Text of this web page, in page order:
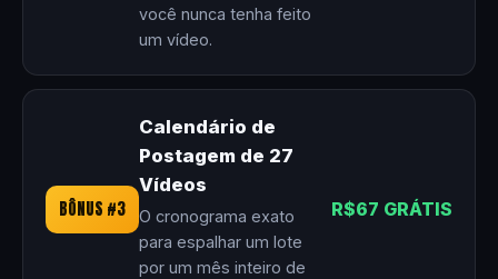
você nunca tenha feito
um vídeo.
BÔNUS #3
Calendário de
Postagem de 27
Vídeos
O cronograma exato
para espalhar um lote
por um mês inteiro de
R$67 GRÁTIS